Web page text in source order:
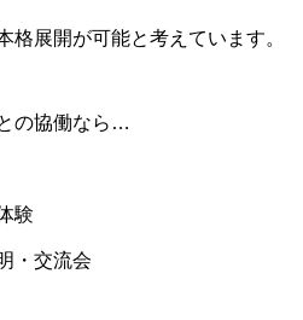
展開が可能と考えています。
の協働なら…
験
・交流会